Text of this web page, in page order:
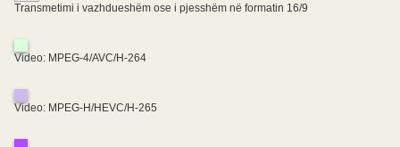
Transmetimi i vazhdueshëm ose i pjesshëm në formatin 16/9
Video: MPEG-4/AVC/H-264
Video: MPEG-H/HEVC/H-265